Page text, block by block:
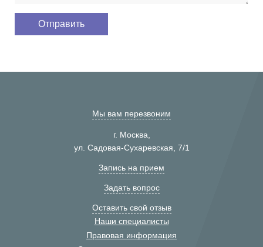
Мы вам перезвоним
г. Москва,
ул. Садовая-Сухаревская, 7/1
Запись на прием
Задать вопрос
Оставить свой отзыв
Наши специалисты
Правовая информация